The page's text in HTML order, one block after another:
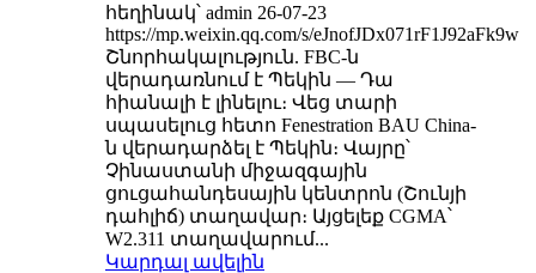
հեղինակ՝ admin 26-07-23
https://mp.weixin.qq.com/s/eJnofJDx071rF1J92aFk9w
Շնորհակալություն. FBC-ն
վերադառնում է Պեկին — Դա
հիանալի է լինելու։ Վեց տարի
սպասելուց հետո Fenestration BAU China-
ն վերադարձել է Պեկին։ Վայրը՝
Չինաստանի միջազգային
ցուցահանդեսային կենտրոն (Շունյի
դահլիճ) տաղավար։ Այցելեք CGMA՝
W2.311 տաղավարում...
Կարդալ ավելին